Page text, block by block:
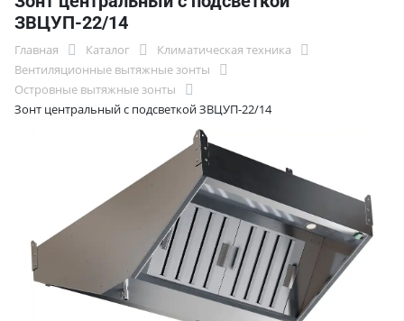
ЗВЦУП-22/14
Главная Каталог
Климатическая техника
Вентиляционные вытяжные зонты
Островные вытяжные зонты
Зонт центральный с подсветкой ЗВЦУП-22/14